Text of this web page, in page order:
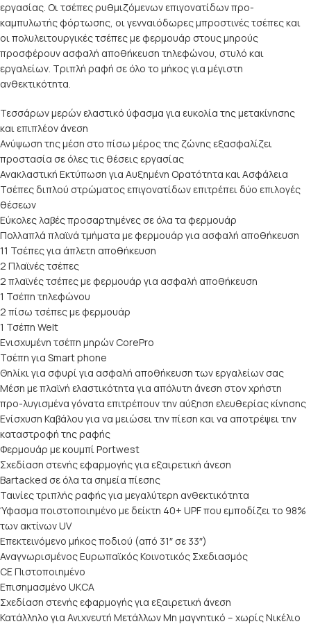
εργασίας. Οι τσέπες ρυθμιζόμενων επιγονατίδων προ-
καμπυλωτής φόρτωσης, οι γενναιόδωρες μπροστινές τσέπες και
οι πολυλειτουργικές τσέπες με φερμουάρ στους μηρούς
προσφέρουν ασφαλή αποθήκευση τηλεφώνου, στυλό και
εργαλείων. Τριπλή ραφή σε όλο το μήκος για μέγιστη
ανθεκτικότητα.
Τεσσάρων μερών ελαστικό ύφασμα για ευκολία της μετακίνησης
και επιπλέον άνεση
Ανύψωση της μέση στο πίσω μέρος της ζώνης εξασφαλίζει
προστασία σε όλες τις θέσεις εργασίας
Ανακλαστική Εκτύπωση για Αυξημένη Ορατότητα και Ασφάλεια
Τσέπες διπλού στρώματος επιγονατίδων επιτρέπει δύο επιλογές
θέσεων
Εύκολες λαβές προσαρτημένες σε όλα τα φερμουάρ
Πολλαπλά πλαϊνά τμήματα με φερμουάρ για ασφαλή αποθήκευση
11 Τσέπες για άπλετη αποθήκευση
2 Πλαϊνές τσέπες
2 πλαϊνές τσέπες με φερμουάρ για ασφαλή αποθήκευση
1 Τσέπη τηλεφώνου
2 πίσω τσέπες με φερμουάρ
1 Τσέπη Welt
Ενισχυμένη τσέπη μηρών CorePro
Τσέπη για Smart phone
Θηλίκι για σφυρί για ασφαλή αποθήκευση των εργαλείων σας
Μέση με πλαϊνή ελαστικότητα για απόλυτη άνεση στον χρήστη
προ-λυγισμένα γόνατα επιτρέπουν την αύξηση ελευθερίας κίνησης
Ενίσχυση Καβάλου για να μειώσει την πίεση και να αποτρέψει την
καταστροφή της ραφής
Φερμουάρ με κουμπί Portwest
Σχεδίαση στενής εφαρμογής για εξαιρετική άνεση
Bartacked σε όλα τα σημεία πίεσης
Ταινίες τριπλής ραφής για μεγαλύτερη ανθεκτικότητα
Ύφασμα ποιστοποιημένο με δείκτη 40+ UPF που εμποδίζει το 98%
των ακτίνων UV
Επεκτεινόμενο μήκος ποδιού (από 31″ σε 33″)
Αναγνωρισμένος Ευρωπαϊκός Κοινοτικός Σχεδιασμός
CE Πιστοποιημένο
Επισημασμένο UKCA
Σχεδίαση στενής εφαρμογής για εξαιρετική άνεση
Κατάλληλο για Ανιχνευτή Μετάλλων Μη μαγνητικό – χωρίς Νικέλιο